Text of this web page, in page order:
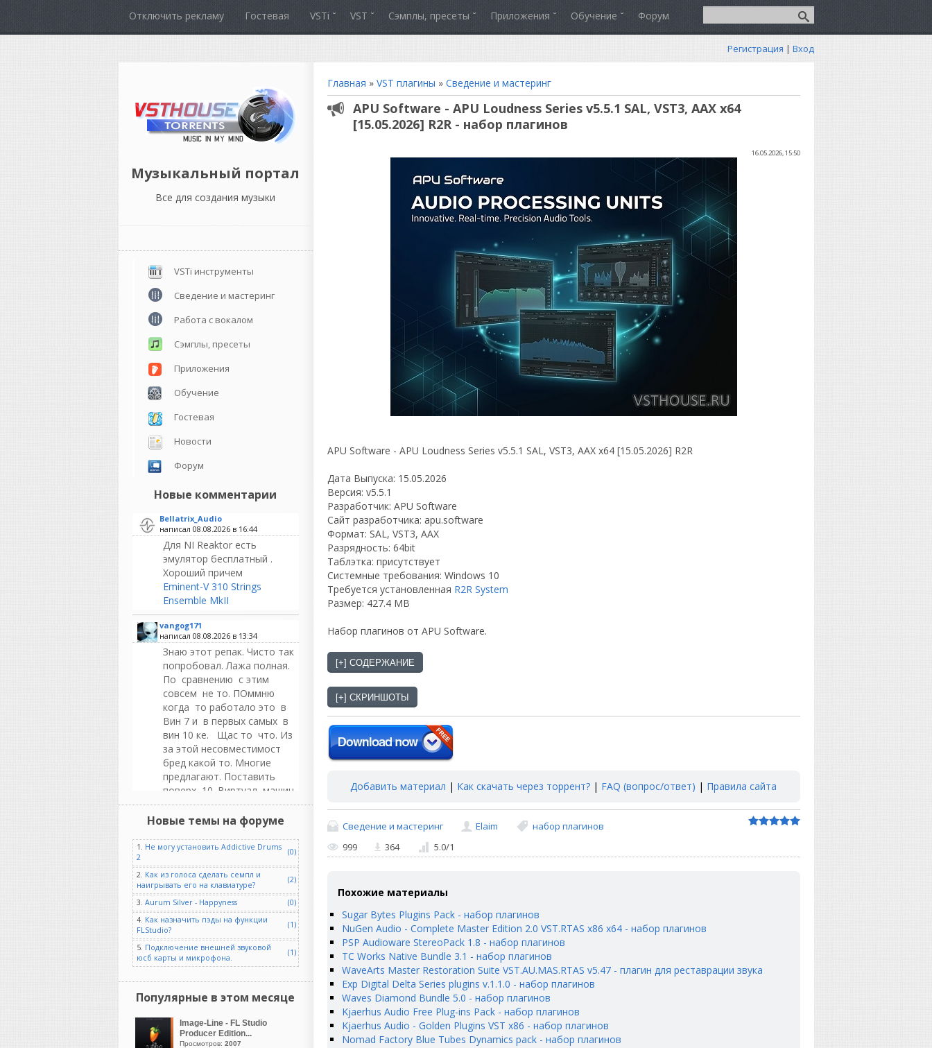
Отключить рекламу Гостевая VSTi VST Сэмплы, пресеты Приложения Обучение Форум
Регистрация | Вход
Музыкальный портал
Все для создания музыки
Главная » VST плагины » Сведение и мастеринг
APU Software - APU Loudness Series v5.5.1 SAL, VST3, AAX x64
[15.05.2026] R2R - набор плагинов
16.05.2026, 15:50
APU Software - APU Loudness Series v5.5.1 SAL, VST3, AAX x64 [15.05.2026] R2R
Дата Выпуска: 15.05.2026
Версия: v5.5.1
Разработчик: APU Software
Сайт разработчика: apu.software
Формат: SAL, VST3, AAX
Разрядность: 64bit
Таблэтка: присутствует
Системные требования: Windows 10
Требуется установленная R2R System
Размер: 427.4 MB
Набор плагинов от APU Software.
Добавить материал | Как скачать через торрент? | FAQ (вопрос/ответ) | Правила сайта
Сведение и мастеринг Elaim
набор плагинов
999
364 5.0/1
Похожие материалы
Sugar Bytes Plugins Pack - набор плагинов
NuGen Audio - Complete Master Edition 2.0 VST.RTAS x86 x64 - набор плагинов
PSP Audioware StereoPack 1.8 - набор плагинов
TC Works Native Bundle 3.1 - набор плагинов
WaveArts Master Restoration Suite VST.AU.MAS.RTAS v5.47 - плагин для реставрации звука
Exp Digital Delta Series plugins v.1.1.0 - набор плагинов
Waves Diamond Bundle 5.0 - набор плагинов
Kjaerhus Audio Free Plug-ins Pack - набор плагинов
Kjaerhus Audio - Golden Plugins VST x86 - набор плагинов
Nomad Factory Blue Tubes Dynamics pack - набор плагинов
VSTi инструменты
Сведение и мастеринг
Работа с вокалом
Сэмплы, пресеты
Приложения
Обучение
Гостевая
Новости
Форум
Новые комментарии
Bellatrix_Audio
написал 08.08.2026 в 16:44
Для NI Reaktor есть
эмулятор бесплатный .
Хороший причем
Eminent-V 310 Strings
Ensemble MkII
vangog171
написал 08.08.2026 в 13:34
Знаю этот репак. Чисто так
попробовал. Лажа полная.
По сравнению с этим
совсем не то. ПОммню
когда то работало это в
Вин 7 и в первых самых в
вин 10 ке. Щас то что. Из
за этой несовместимост
бред какой то. Многие
предлагают. Поставить
поверх 10. Виртуал машин
Хр.Ну чтобы кейген
заработал. оно мне
надо...
bicent26
написал 08.08.2026 в10:33
Плохому танцору только
яйца мешают..
Hearing
написал 08.08.2026 в
искажения
Не дай себя обмануть
Новые темы на форуме
1. Не могу установить Addictive Drums
2
(0)
2. Как из голоса сделать семпл и
наигрывать его на клавиатуре?
(2)
3. Aurum Silver - Happyness
(0)
4. Как назначить пэды на функции
FLStudio?
(1)
5. Подключение внешней звуковой
юсб карты и микрофона.
(1)
Популярные в этом месяце
Image-Line - FL Studio
Producer Edition...
Просмотров: 2007